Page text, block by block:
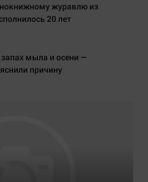
журавлю из
20 лет
запах мыла и осени —
причину